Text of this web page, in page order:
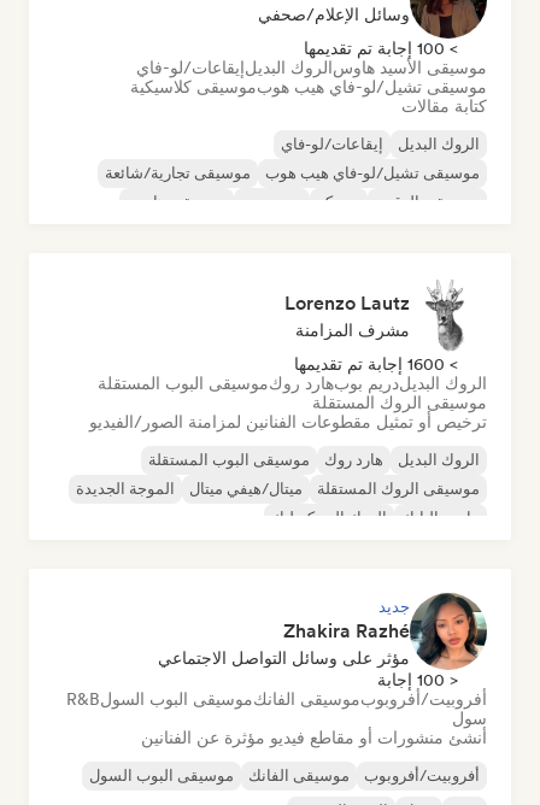
وسائل الإعلام/صحفي
> 100 إجابة تم تقديمها
موسيقى الأسيد هاوسالروك البديلإيقاعات/لو-فاي
موسيقى تشيل/لو-فاي هيب هوبموسيقى كلاسيكية
كتابة مقالات
الروك البديل
إيقاعات/لو-فاي
موسيقى تشيل/لو-فاي هيب هوب
موسيقى تجارية/شائعة
موسيقى الرقص
ديسكو موسيقى هاوس
Lorenzo Lautz
مشرف المزامنة
> 1600 إجابة تم تقديمها
الروك البديلدريم بوبهارد روكموسيقى البوب المستقلة
موسيقى الروك المستقلة
ترخيص أو تمثيل مقطوعات الفنانين لمزامنة الصور/الفيديو
الروك البديل هارد روك
موسيقى البوب المستقلة
موسيقى الروك المستقلة
ميتال/هيفي ميتال
الموجة الجديدة
ما بعد البانك
الروك السيكديليك
جديد
Zhakira Razhé
مؤثر على وسائل التواصل الاجتماعي
< 100 إجابة
أفروبيت/أفروبوبموسيقى الفانكموسيقى البوب السولR&B
سول
أنشئ منشورات أو مقاطع فيديو مؤثرة عن الفنانين
أفروبيت/أفروبوب موسيقى الفانك
موسيقى البوب السول